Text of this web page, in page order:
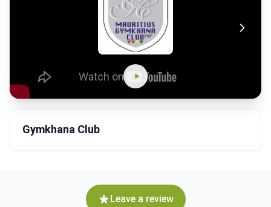
Gymkhana Club
Leave a review